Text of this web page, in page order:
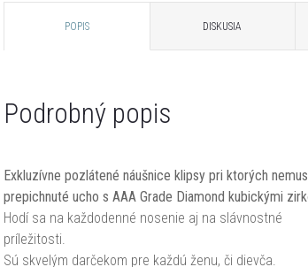
POPIS DISKUSIA
Podrobný popis
Exkluzívne pozlátené náušnice klipsy pri ktorých
prepichnuté ucho s AAA Grade Diamond kubickými
Hodí sa na každodenné nosenie aj na slávnostné
príležitosti.
Sú skvelým darčekom pre každú ženu, či dievča.